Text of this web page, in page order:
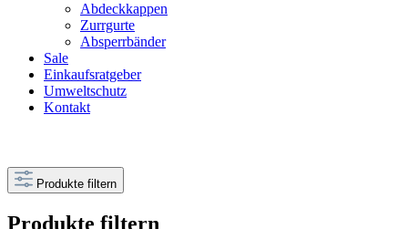
Abdeckkappen
Zurrgurte
Absperrbänder
Sale
Einkaufsratgeber
Umweltschutz
Kontakt
Produkte filtern
Produkte filtern